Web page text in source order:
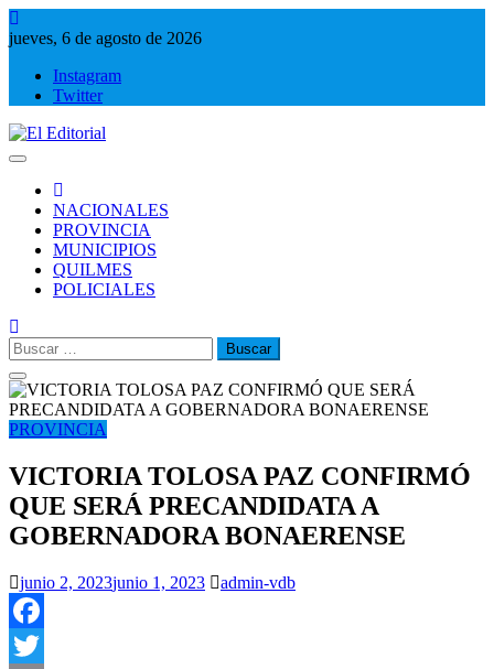
Saltar
al
jueves, 6 de agosto de 2026
Instagram
Twitter
NACIONALES
PROVINCIA
MUNICIPIOS
QUILMES
POLICIALES
Buscar:
PROVINCIA
VICTORIA TOLOSA PAZ CONFIRMÓ
QUE SERÁ PRECANDIDATA A
GOBERNADORA BONAERENSE
junio 2, 2023junio 1, 2023 admin-vdb
Facebook